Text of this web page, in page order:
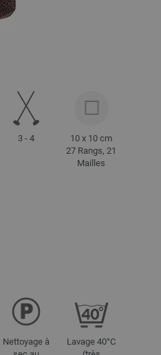
3 - 4
10 x 10 cm
27 Rangs, 21
Mailles
Nettoyage à
Lavage 40°C